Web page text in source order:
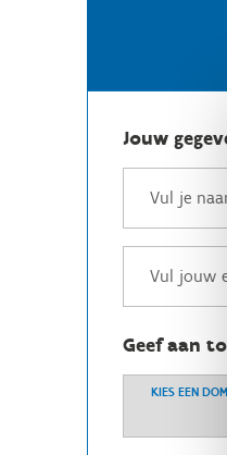
Jouw
Geef aan
KIES EEN